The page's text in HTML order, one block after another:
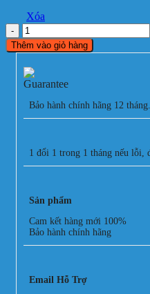
Xóa
Giày
Akka
Speed2
-
Cam
Đen
số
lượng
Thêm vào giỏ hàng
Bảo hành chính hãng 12 tháng.
1 đổi 1 trong 1 tháng nếu lỗi,
Sản phẩm
Cam kết hàng mới 100%
Bảo hành chính hãng
Email Hỗ Trợ